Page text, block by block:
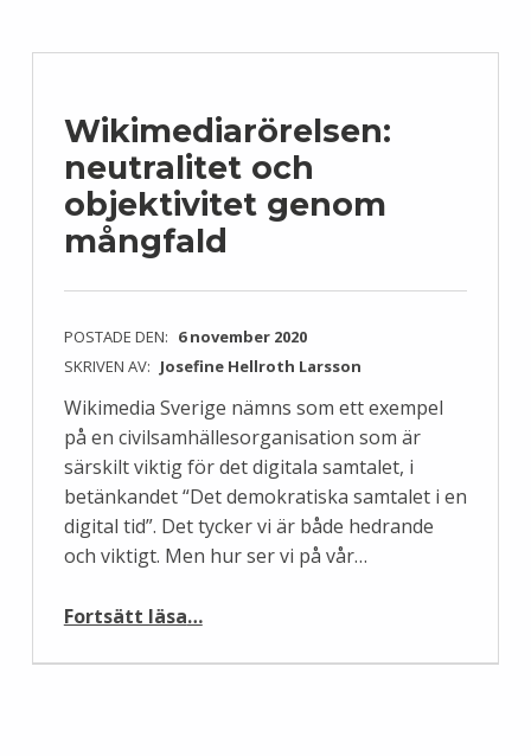
Wikimediarörelsen:
neutralitet och
objektivitet genom
mångfald
POSTADE DEN: 6 november 2020
SKRIVEN AV: Josefine Hellroth Larsson
Wikimedia Sverige nämns som ett exempel
på en civilsamhällesorganisation som är
särskilt viktig för det digitala samtalet, i
betänkandet “Det demokratiska samtalet i en
digital tid”. Det tycker vi är både hedrande
och viktigt. Men hur ser vi på vår…
Fortsätt läsa…